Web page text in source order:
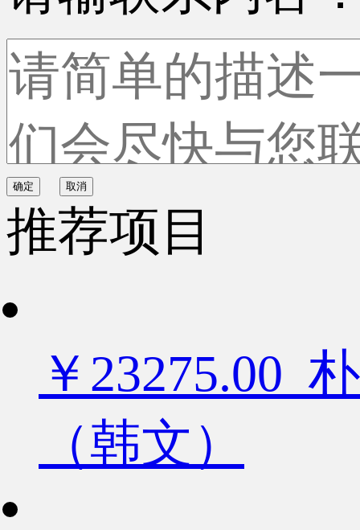
确定 取消
推荐项目
￥23275.00
（韩文）